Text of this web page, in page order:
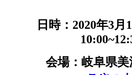
日時：2020年3月
会場：岐阜県